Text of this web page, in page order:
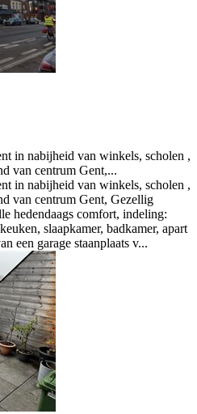
in nabijheid van winkels, scholen ,
van centrum Gent,...
in nabijheid van winkels, scholen ,
van centrum Gent, Gezellig
hedendaags comfort, indeling:
slaapkamer, badkamer, apart
een garage staanplaats v...